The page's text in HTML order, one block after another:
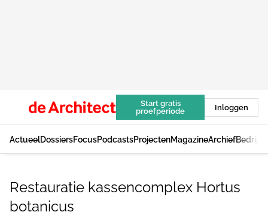
Start gratis
proefperiode
Inloggen
ActueelDossiersFocusPodcastsProjectenMagazineArchief
Restauratie kassencomplex Hortus
botanicus